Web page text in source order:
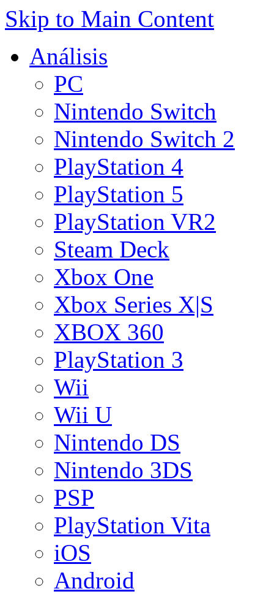
Skip to Main Content
Análisis
PC
Nintendo Switch
Nintendo Switch 2
PlayStation 4
PlayStation 5
PlayStation VR2
Steam Deck
Xbox One
Xbox Series X|S
XBOX 360
PlayStation 3
Wii
Wii U
Nintendo DS
Nintendo 3DS
PSP
PlayStation Vita
iOS
Android